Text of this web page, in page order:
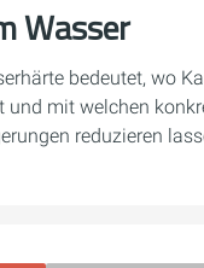
Wasser
bedeutet, wo
und mit welchen
reduzieren